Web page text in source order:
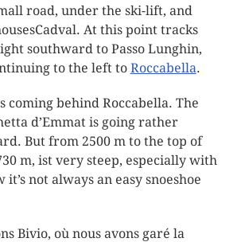
road, under the ski-lift, and
At this point tracks
southward to Passo Lunghin,
to the left to Roccabella.
coming behind Roccabella. The
d’Emmat is going rather
But from 2500 m to the top of
m, ist very steep, especially with
it’s not always an easy snoeshoe
Bivio, où nous avons garé la